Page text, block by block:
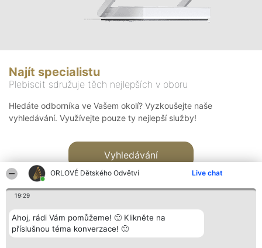
ORLOVÉ Dětského Odvětví Live chat
19:29
Ahoj, rádi Vám pomůžeme! 🙂 Klikněte na
příslušnou téma konverzace! 🙂
Najít specialistu
Plebiscit sdružuje těch nejlepších v oboru
Hledáte odborníka ve Vašem okolí? Vyzkoušejte naše
vyhledávání. Využívejte pouze ty nejlepší služby!
Vyhledávání